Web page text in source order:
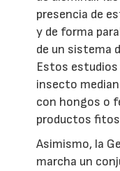
presencia de
y de forma
de un sistema
Estos
insecto
con hongos o
productos
Asimismo, la
marcha un